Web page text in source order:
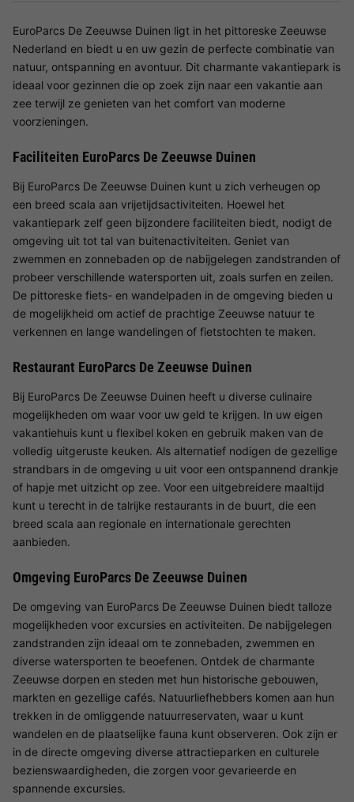
EuroParcs De Zeeuwse Duinen ligt in het pittoreske Zeeuwse
Nederland en biedt u en uw gezin de perfecte combinatie van
natuur, ontspanning en avontuur. Dit charmante vakantiepark is
ideaal voor gezinnen die op zoek zijn naar een vakantie aan
zee terwijl ze genieten van het comfort van moderne
voorzieningen.
Faciliteiten EuroParcs De Zeeuwse Duinen
Bij EuroParcs De Zeeuwse Duinen kunt u zich verheugen op
een breed scala aan vrijetijdsactiviteiten. Hoewel het
vakantiepark zelf geen bijzondere faciliteiten biedt, nodigt de
omgeving uit tot tal van buitenactiviteiten. Geniet van
zwemmen en zonnebaden op de nabijgelegen zandstranden of
probeer verschillende watersporten uit, zoals surfen en zeilen.
De pittoreske fiets- en wandelpaden in de omgeving bieden u
de mogelijkheid om actief de prachtige Zeeuwse natuur te
verkennen en lange wandelingen of fietstochten te maken.
Restaurant EuroParcs De Zeeuwse Duinen
Bij EuroParcs De Zeeuwse Duinen heeft u diverse culinaire
mogelijkheden om waar voor uw geld te krijgen. In uw eigen
vakantiehuis kunt u flexibel koken en gebruik maken van de
volledig uitgeruste keuken. Als alternatief nodigen de gezellige
strandbars in de omgeving u uit voor een ontspannend drankje
of hapje met uitzicht op zee. Voor een uitgebreidere maaltijd
kunt u terecht in de talrijke restaurants in de buurt, die een
breed scala aan regionale en internationale gerechten
aanbieden.
Omgeving EuroParcs De Zeeuwse Duinen
De omgeving van EuroParcs De Zeeuwse Duinen biedt talloze
mogelijkheden voor excursies en activiteiten. De nabijgelegen
zandstranden zijn ideaal om te zonnebaden, zwemmen en
diverse watersporten te beoefenen. Ontdek de charmante
Zeeuwse dorpen en steden met hun historische gebouwen,
markten en gezellige cafés. Natuurliefhebbers komen aan hun
trekken in de omliggende natuurreservaten, waar u kunt
wandelen en de plaatselijke fauna kunt observeren. Ook zijn er
in de directe omgeving diverse attractieparken en culturele
bezienswaardigheden, die zorgen voor gevarieerde en
spannende excursies.